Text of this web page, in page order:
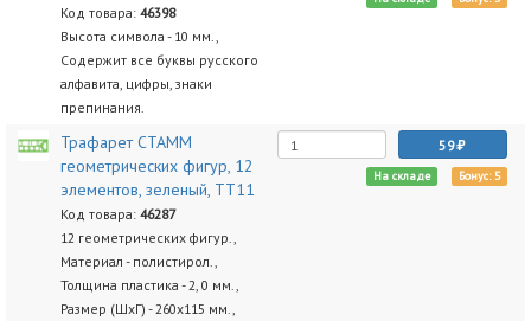
Код товара: 46398
Высота символа - 10 мм.,
Содержит все буквы русского
алфавита, цифры, знаки
препинания.
Трафарет СТАММ
геометрических фигур, 12
элементов, зеленый, ТТ11
Код товара: 46287
12 геометрических фигур.,
Материал - полистирол.,
Толщина пластика - 2, 0 мм.,
Размер (ШхГ) - 260х115 мм.,
59
На складе Бонус: 5